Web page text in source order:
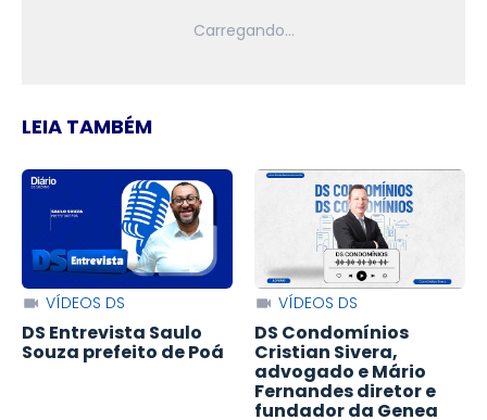
LEIA TAMBÉM
VÍDEOS DS
DS Entrevista Saulo
Souza prefeito de Poá
VÍDEOS DS
DS Condomínios
Cristian Sivera,
advogado e Mário
Fernandes diretor e
fundador da Genea